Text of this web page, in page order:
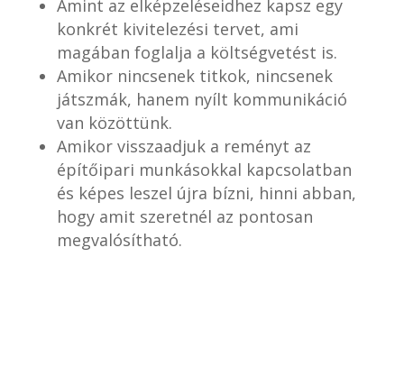
Amint az elképzeléseidhez kapsz egy
konkrét kivitelezési tervet, ami
magában foglalja a költségvetést is.
Amikor nincsenek titkok, nincsenek
játszmák, hanem nyílt kommunikáció
van közöttünk.
Amikor visszaadjuk a reményt az
építőipari munkásokkal kapcsolatban
és képes leszel újra bízni, hinni abban,
hogy amit szeretnél az pontosan
megvalósítható.